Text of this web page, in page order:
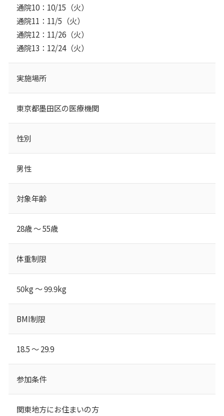
通院10：10/15（火）
通院11：11/5（火）
通院12：11/26（火）
通院13：12/24（火）
実施場所
東京都墨田区の医療機関
性別
男性
対象年齢
28歳 ～ 55歳
体重制限
50kg ～ 99.9kg
BMI制限
18.5 ～ 29.9
参加条件
関東地方にお住まいの方